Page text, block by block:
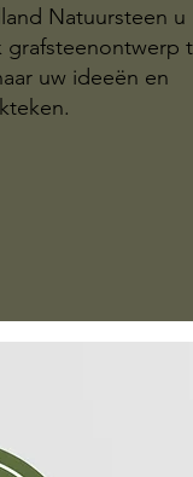
Natuursteen u
uw ideeën en